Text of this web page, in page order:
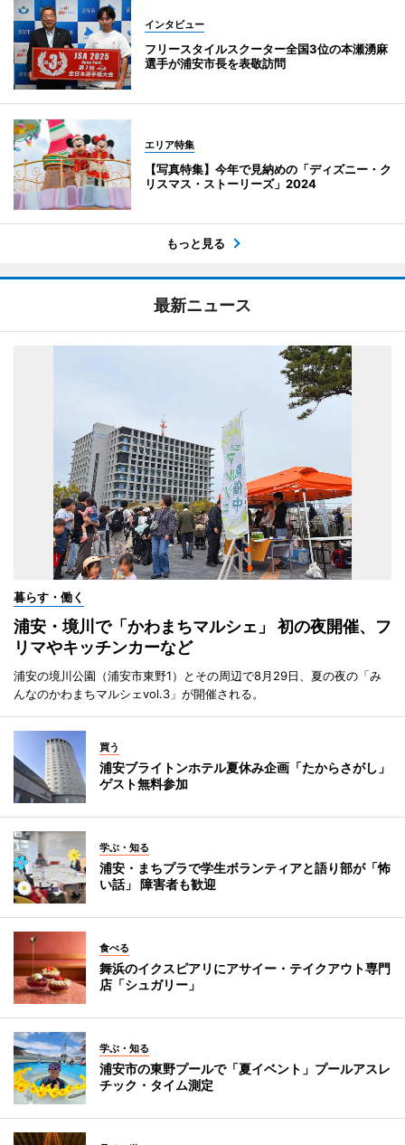
インタビュー
フリースタイルスクーター全国3位の本瀬湧麻
選手が浦安市長を表敬訪問
エリア特集
【写真特集】今年で見納めの「ディズニー・ク
リスマス・ストーリーズ」2024
もっと見る
最新ニュース
暮らす・働く
浦安・境川で「かわまちマルシェ」 初の夜開催、フ
リマやキッチンカーなど
浦安の境川公園（浦安市東野1）とその周辺で8月29日、夏の夜の「み
んなのかわまちマルシェvol.3」が開催される。
買う
浦安ブライトンホテル夏休み企画「たからさがし」
ゲスト無料参加
学ぶ・知る
浦安・まちプラで学生ボランティアと語り部が「怖
い話」 障害者も歓迎
食べる
舞浜のイクスピアリにアサイー・テイクアウト専門
店「シュガリー」
学ぶ・知る
浦安市の東野プールで「夏イベント」プールアスレ
チック・タイム測定